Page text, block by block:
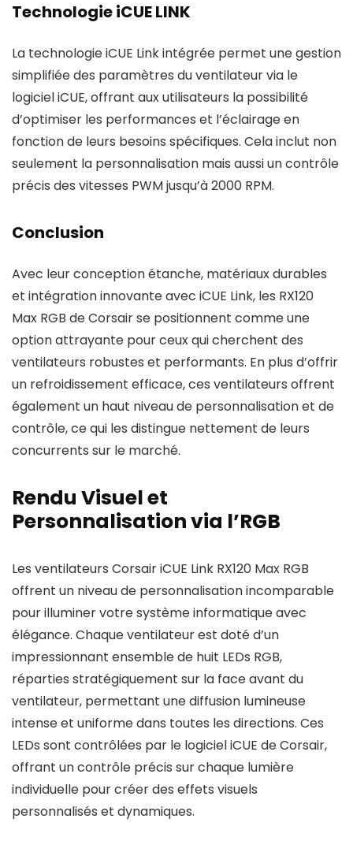
Technologie iCUE LINK
La technologie iCUE Link intégrée permet une gestion
simplifiée des paramètres du ventilateur via le
logiciel iCUE, offrant aux utilisateurs la possibilité
d’optimiser les performances et l’éclairage en
fonction de leurs besoins spécifiques. Cela inclut non
seulement la personnalisation mais aussi un contrôle
précis des vitesses PWM jusqu’à 2000 RPM.
Conclusion
Avec leur conception étanche, matériaux durables
et intégration innovante avec iCUE Link, les RX120
Max RGB de Corsair se positionnent comme une
option attrayante pour ceux qui cherchent des
ventilateurs robustes et performants. En plus d’offrir
un refroidissement efficace, ces ventilateurs offrent
également un haut niveau de personnalisation et de
contrôle, ce qui les distingue nettement de leurs
concurrents sur le marché.
Rendu Visuel et
Personnalisation via l’RGB
Les ventilateurs Corsair iCUE Link RX120 Max RGB
offrent un niveau de personnalisation incomparable
pour illuminer votre système informatique avec
élégance. Chaque ventilateur est doté d’un
impressionnant ensemble de huit LEDs RGB,
réparties stratégiquement sur la face avant du
ventilateur, permettant une diffusion lumineuse
intense et uniforme dans toutes les directions. Ces
LEDs sont contrôlées par le logiciel iCUE de Corsair,
offrant un contrôle précis sur chaque lumière
individuelle pour créer des effets visuels
personnalisés et dynamiques.